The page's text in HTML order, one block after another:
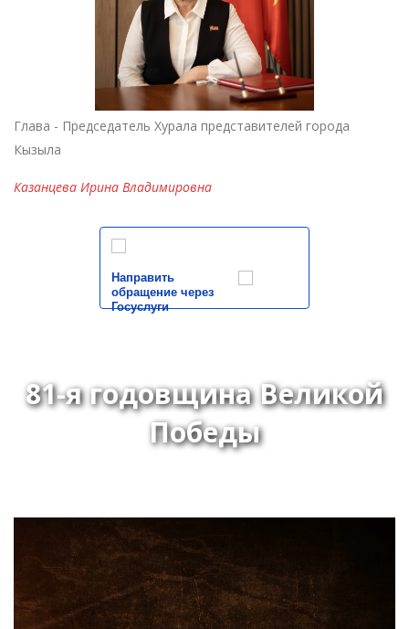
Глава - Председатель Хурала представителей города
Кызыла
Казанцева Ирина Владимировна
Направить
обращение через
Госуслуги
81-я годовщина Великой
Победы